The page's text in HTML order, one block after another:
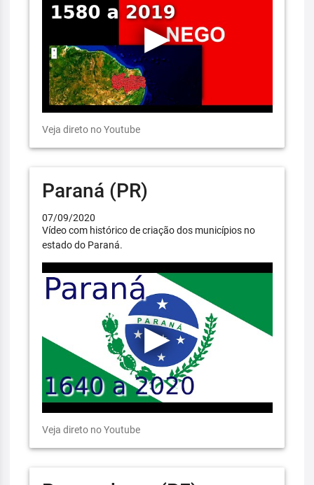
Veja direto no Youtube
Paraná (PR)
07/09/2020
Vídeo com histórico de criação dos municípios no
estado do Paraná.
Veja direto no Youtube